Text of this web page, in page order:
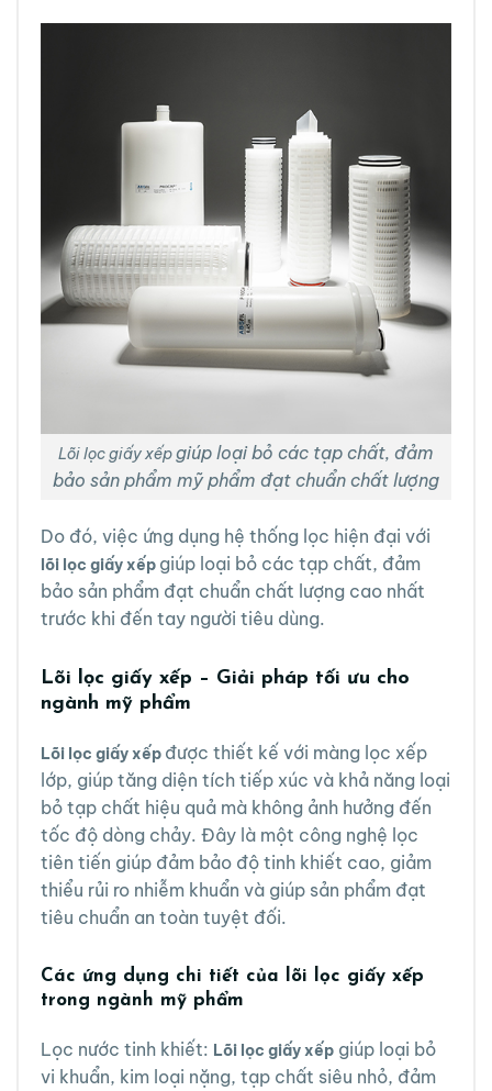
Lõi lọc giấy xếpgiúp loại bỏ các tạp chất, đảm
bảo sản phẩm mỹ phẩm đạt chuẩn chất lượng
Do đó, việc ứng dụng hệ thống lọc hiện đại với
lõi lọc giấy xếp giúp loại bỏ các tạp chất, đảm
bảo sản phẩm đạt chuẩn chất lượng cao nhất
trước khi đến tay người tiêu dùng.
Lõi lọc giấy xếp – Giải pháp tối ưu cho
ngành mỹ phẩm
Lõi lọc giấy xếp được thiết kế với màng lọc xếp
lớp, giúp tăng diện tích tiếp xúc và khả năng loại
bỏ tạp chất hiệu quả mà không ảnh hưởng đến
tốc độ dòng chảy. Đây là một công nghệ lọc
tiên tiến giúp đảm bảo độ tinh khiết cao, giảm
thiểu rủi ro nhiễm khuẩn và giúp sản phẩm đạt
tiêu chuẩn an toàn tuyệt đối.
Các ứng dụng chi tiết của lõi lọc giấy xếp
trong ngành mỹ phẩm
Lọc nước tinh khiết: Lõi lọc giấy xếp giúp loại bỏ
vi khuẩn, kim loại nặng, tạp chất siêu nhỏ, đảm